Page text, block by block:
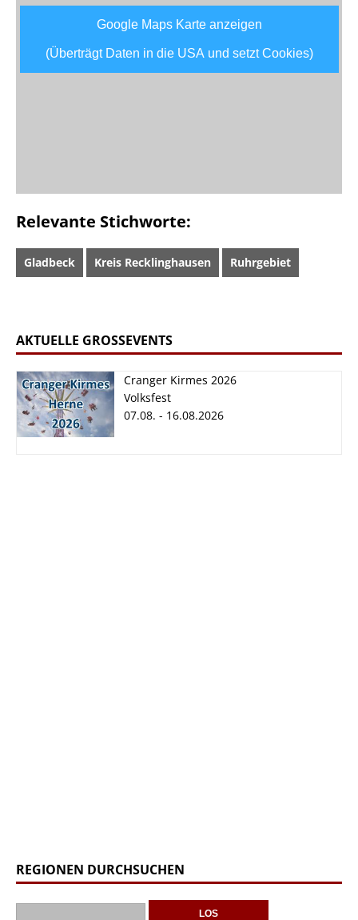
Google Maps Karte anzeigen
(Überträgt Daten in die USA und setzt Cookies)
Relevante Stichworte:
Gladbeck Kreis Recklinghausen Ruhrgebiet
AKTUELLE GROSSEVENTS
Cranger Kirmes 2026
Volksfest
07.08. - 16.08.2026
REGIONEN DURCHSUCHEN